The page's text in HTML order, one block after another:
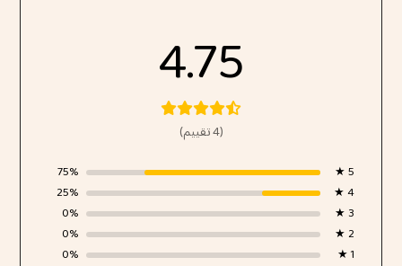
4.75
(4 تقييم)
5 ★
75%
4 ★
25%
3 ★
0%
2 ★
0%
1 ★
0%